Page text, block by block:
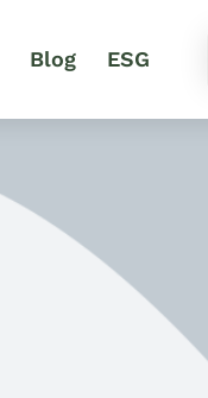
Blog ESG